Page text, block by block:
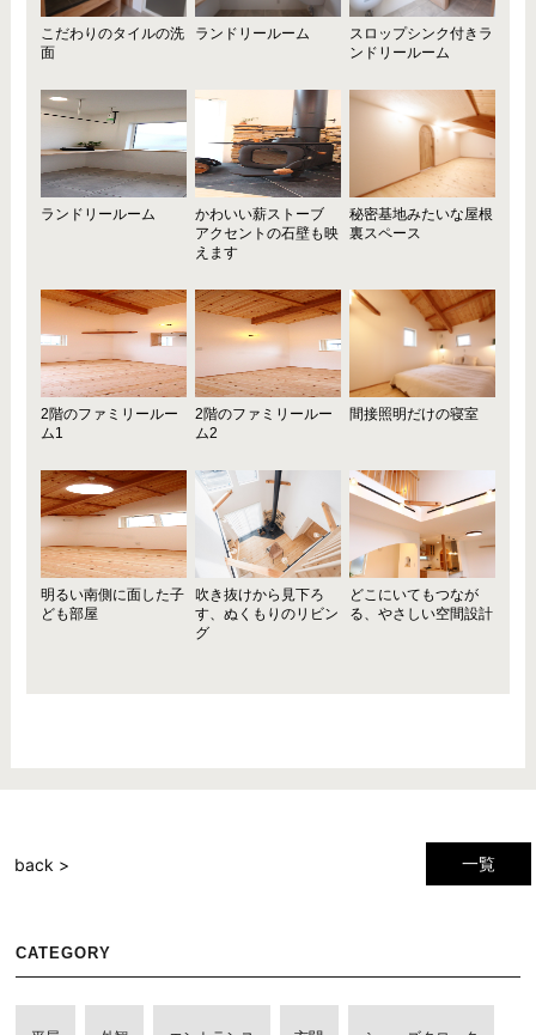
こだわりのタイルの洗
面
ランドリールーム
スロップシンク付きラ
ンドリールーム
ランドリールーム
かわいい薪ストーブ
アクセントの石壁も映
えます
秘密基地みたいな屋根
裏スペース
2階のファミリールー
ム1
2階のファミリールー
ム2
間接照明だけの寝室
明るい南側に面した子
ども部屋
吹き抜けから見下ろ
す、ぬくもりのリビン
グ
どこにいてもつなが
る、やさしい空間設計
一覧
back >
CATEGORY